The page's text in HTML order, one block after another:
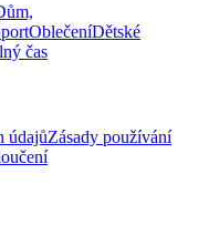
OblečeníDětské
čas
údajůZásady používání